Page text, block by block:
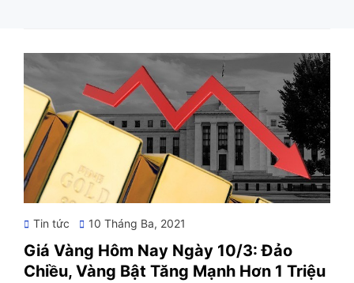
Tin tức
Posted
10 Tháng Ba, 2021
Giá Vàng Hôm Nay Ngày 10/3: Đảo
Chiều, Vàng Bật Tăng Mạnh Hơn 1 Triệu